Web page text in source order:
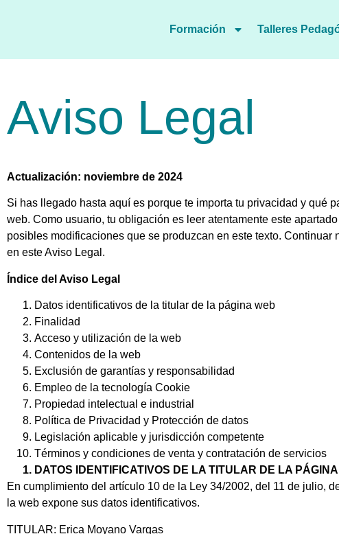
Formación Talleres
Aviso Legal
Actualización: noviembre de 2024
Si has llegado hasta aquí es porque te importa tu privacidad y qué
web. Como usuario, tu obligación es leer atentamente este
posibles modificaciones que se produzcan en este texto.
en este Aviso Legal.
Índice del Aviso Legal
Datos identificativos de la titular de la página web
Finalidad
Acceso y utilización de la web
Contenidos de la web
Exclusión de garantías y responsabilidad
Empleo de la tecnología Cookie
Propiedad intelectual e industrial
Política de Privacidad y Protección de datos
Legislación aplicable y jurisdicción competente
Términos y condiciones de venta y contratación de servicios
DATOS IDENTIFICATIVOS DE LA TITULAR DE LA
En cumplimiento del artículo 10 de la Ley 34/2002, del 11 de julio,
la web expone sus datos identificativos.
TITULAR: Erica Moyano Vargas